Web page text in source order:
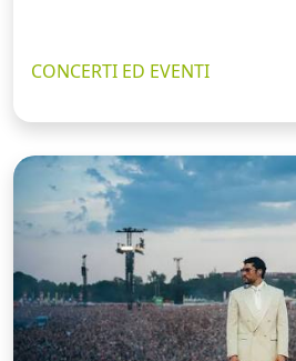
CONCERTI ED EVENTI